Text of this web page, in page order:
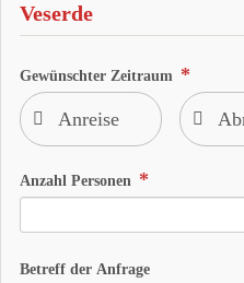
Veserde
Gewünschter Zeitraum
Anzahl Personen
Betreff der Anfrage